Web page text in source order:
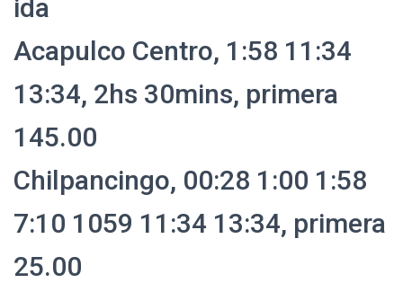
ida
Acapulco Centro, 1:58 11:34
13:34, 2hs 30mins, primera
145.00
Chilpancingo, 00:28 1:00 1:58
7:10 1059 11:34 13:34, primera
25.00